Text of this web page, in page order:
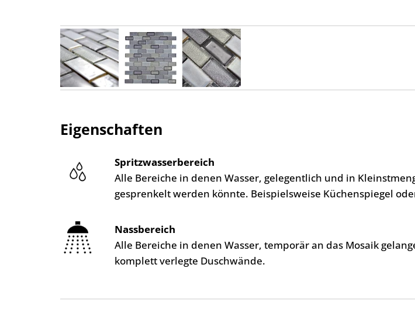
Eigenschaften
Spritzwasserbereich
Alle Bereiche in denen Wasser, gelegentlich und in
gesprenkelt werden könnte. Beispielsweise Küchenspiegel
Nassbereich
Alle Bereiche in denen Wasser, temporär an das Mosaik
komplett verlegte Duschwände.